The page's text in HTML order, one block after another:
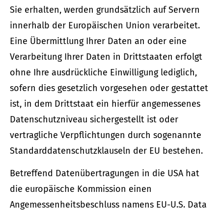
Sie erhalten, werden grundsätzlich auf Servern
innerhalb der Europäischen Union verarbeitet.
Eine Übermittlung Ihrer Daten an oder eine
Verarbeitung Ihrer Daten in Drittstaaten erfolgt
ohne Ihre ausdrückliche Einwilligung lediglich,
sofern dies gesetzlich vorgesehen oder gestattet
ist, in dem Drittstaat ein hierfür angemessenes
Datenschutzniveau sichergestellt ist oder
vertragliche Verpflichtungen durch sogenannte
Standarddatenschutzklauseln der EU bestehen.
Betreffend Datenübertragungen in die USA hat
die europäische Kommission einen
Angemessenheitsbeschluss namens EU-U.S. Data